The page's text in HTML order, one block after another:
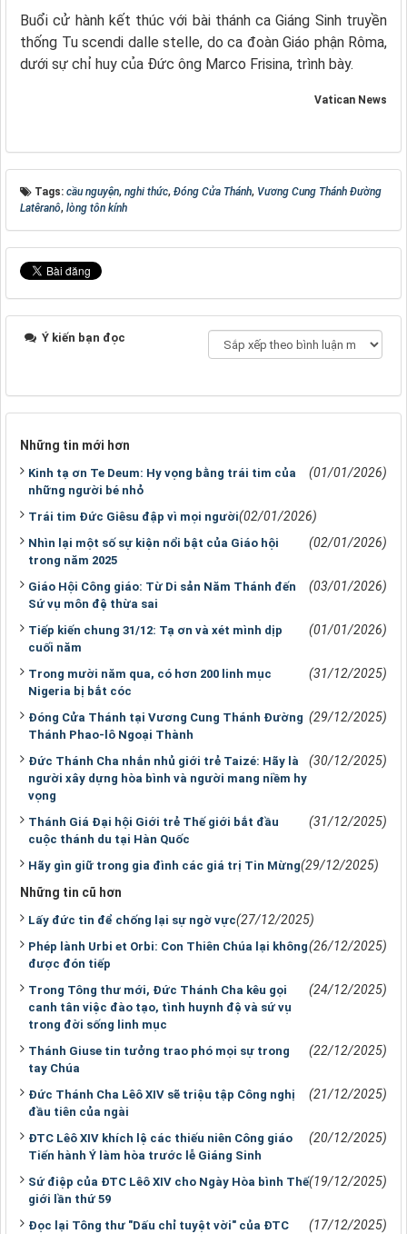
Buổi cử hành kết thúc với bài thánh ca Giáng Sinh truyền
thống Tu scendi dalle stelle, do ca đoàn Giáo phận Rôma,
dưới sự chỉ huy của Đức ông Marco Frisina, trình bày.
Vatican News
Tags: cầu nguyện, nghi thức, Đóng Cửa Thánh, Vương Cung Thánh Đường
Latêranô, lòng tôn kính
Ý kiến bạn đọc
Những tin mới hơn
Kinh tạ ơn Te Deum: Hy vọng bằng trái tim của
những người bé nhỏ
(01/01/2026)
Trái tim Đức Giêsu đập vì mọi người(02/01/2026)
Nhìn lại một số sự kiện nổi bật của Giáo hội
trong năm 2025
(02/01/2026)
Giáo Hội Công giáo: Từ Di sản Năm Thánh đến
Sứ vụ môn đệ thừa sai
(03/01/2026)
Tiếp kiến chung 31/12: Tạ ơn và xét mình dịp
cuối năm
(01/01/2026)
Trong mười năm qua, có hơn 200 linh mục
Nigeria bị bắt cóc
(31/12/2025)
Đóng Cửa Thánh tại Vương Cung Thánh Đường
Thánh Phao-lô Ngoại Thành
(29/12/2025)
Đức Thánh Cha nhắn nhủ giới trẻ Taizé: Hãy là
người xây dựng hòa bình và người mang niềm hy
vọng
(30/12/2025)
Thánh Giá Đại hội Giới trẻ Thế giới bắt đầu
cuộc thánh du tại Hàn Quốc
(31/12/2025)
Hãy gìn giữ trong gia đình các giá trị Tin Mừng(29/12/2025)
Những tin cũ hơn
Lấy đức tin để chống lại sự ngờ vực(27/12/2025)
Phép lành Urbi et Orbi: Con Thiên Chúa lại không
được đón tiếp
(26/12/2025)
Trong Tông thư mới, Đức Thánh Cha kêu gọi
canh tân việc đào tạo, tình huynh đệ và sứ vụ
trong đời sống linh mục
(24/12/2025)
Thánh Giuse tin tưởng trao phó mọi sự trong
tay Chúa
(22/12/2025)
Đức Thánh Cha Lêô XIV sẽ triệu tập Công nghị
đầu tiên của ngài
(21/12/2025)
ĐTC Lêô XIV khích lệ các thiếu niên Công giáo
Tiến hành Ý làm hòa trước lễ Giáng Sinh
(20/12/2025)
Sứ điệp của ĐTC Lêô XIV cho Ngày Hòa bình Thế
giới lần thứ 59
(19/12/2025)
Đọc lại Tông thư "Dấu chỉ tuyệt vời" của ĐTC
(17/12/2025)